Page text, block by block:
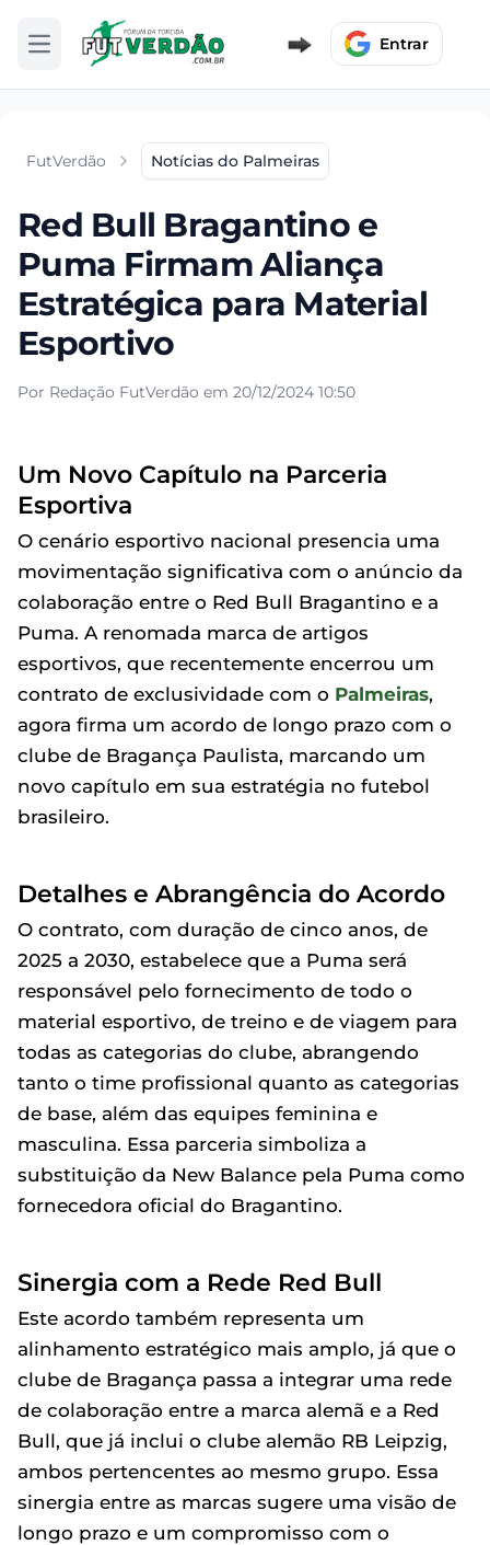
Abrir menu Entrar
FutVerdão Notícias do Palmeiras
Red Bull Bragantino e
Puma Firmam Aliança
Estratégica para Material
Esportivo
Por Redação FutVerdão em 20/12/2024 10:50
Um Novo Capítulo na Parceria
Esportiva
O cenário esportivo nacional presencia uma
movimentação significativa com o anúncio da
colaboração entre o Red Bull Bragantino e a
Puma. A renomada marca de artigos
esportivos, que recentemente encerrou um
contrato de exclusividade com o Palmeiras,
agora firma um acordo de longo prazo com o
clube de Bragança Paulista, marcando um
novo capítulo em sua estratégia no futebol
brasileiro.
Detalhes e Abrangência do Acordo
O contrato, com duração de cinco anos, de
2025 a 2030, estabelece que a Puma será
responsável pelo fornecimento de todo o
material esportivo, de treino e de viagem para
todas as categorias do clube, abrangendo
tanto o time profissional quanto as categorias
de base, além das equipes feminina e
masculina. Essa parceria simboliza a
substituição da New Balance pela Puma como
fornecedora oficial do Bragantino.
Sinergia com a Rede Red Bull
Este acordo também representa um
alinhamento estratégico mais amplo, já que o
clube de Bragança passa a integrar uma rede
de colaboração entre a marca alemã e a Red
Bull, que já inclui o clube alemão RB Leipzig,
ambos pertencentes ao mesmo grupo. Essa
sinergia entre as marcas sugere uma visão de
longo prazo e um compromisso com o